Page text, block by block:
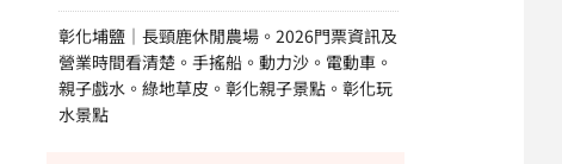
彰化埔鹽｜長頸鹿休閒農場。2026門票資訊及
營業時間看清楚。手搖船。動力沙。電動車。
親子戲水。綠地草皮。彰化親子景點。彰化玩
水景點